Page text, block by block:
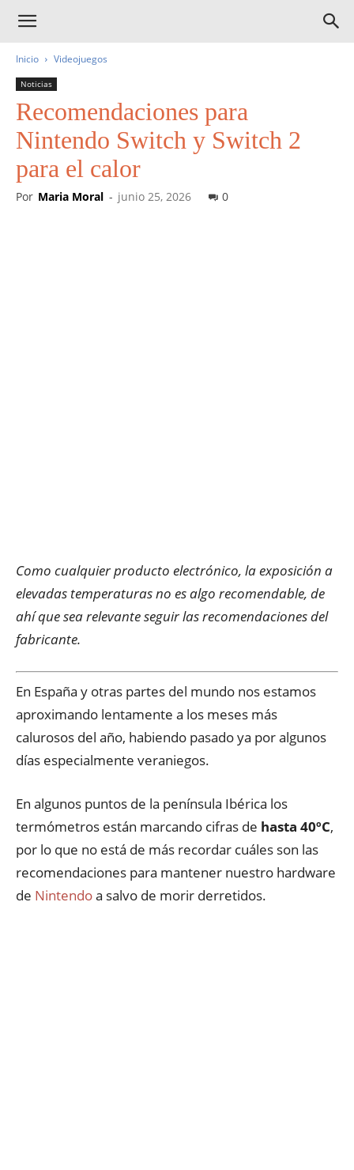
Inicio Videojuegos
Noticias
Recomendaciones para
Nintendo Switch y Switch 2
para el calor
Por Maria Moral - junio 25, 2026 0
Como cualquier producto electrónico, la exposición a
elevadas temperaturas no es algo recomendable, de
ahí que sea relevante seguir las recomendaciones del
fabricante.
En España y otras partes del mundo nos estamos
aproximando lentamente a los meses más
calurosos del año, habiendo pasado ya por algunos
días especialmente veraniegos.
En algunos puntos de la península Ibérica los
termómetros están marcando cifras de hasta 40ºC,
por lo que no está de más recordar cuáles son las
recomendaciones para mantener nuestro hardware
de Nintendoa salvo de morir derretidos.